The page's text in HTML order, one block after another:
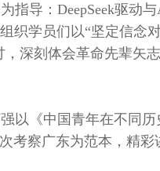
指导： DeepSeek驱动与
织学员们以“坚定信
深刻体会革命先辈矢
以《中国青年在不同
考察广东为范本，精